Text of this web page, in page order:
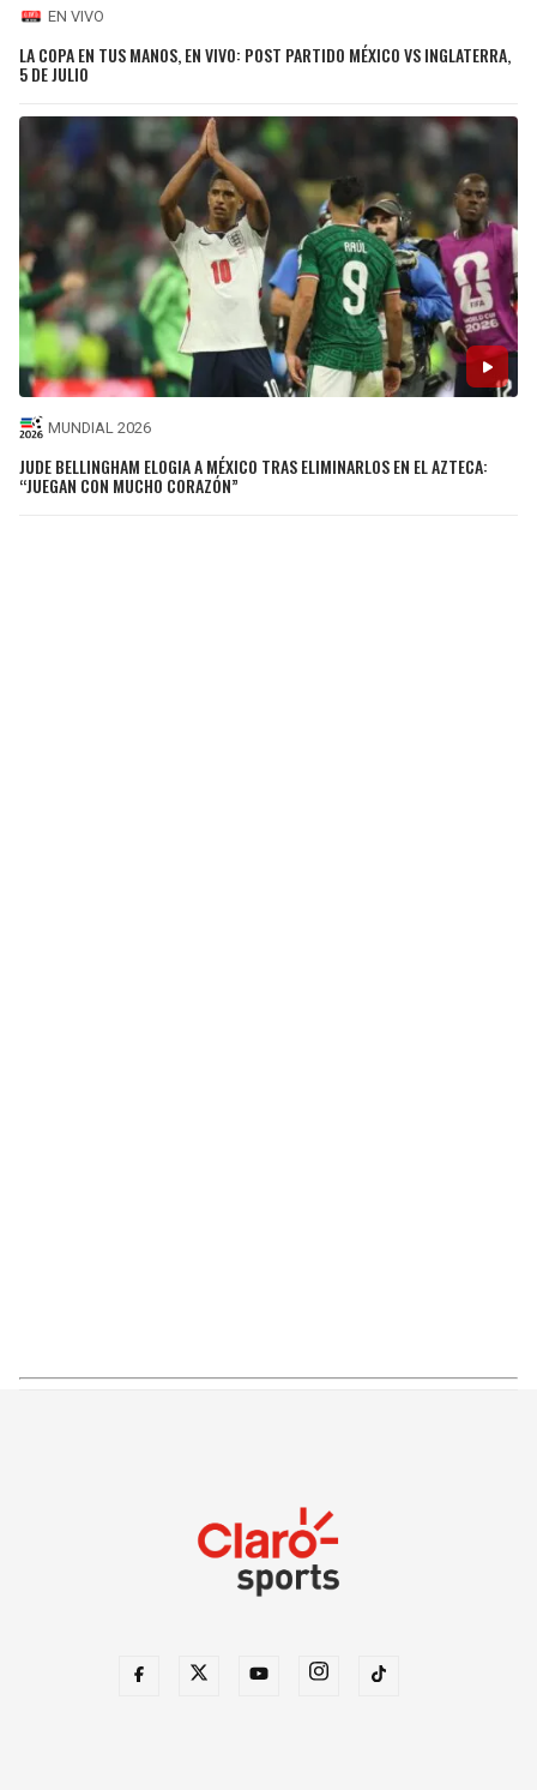
EN VIVO
LA COPA EN TUS MANOS, EN VIVO: POST PARTIDO MÉXICO VS INGLATERRA,
5 DE JULIO
MUNDIAL 2026
JUDE BELLINGHAM ELOGIA A MÉXICO TRAS ELIMINARLOS EN EL AZTECA:
“JUEGAN CON MUCHO CORAZÓN”